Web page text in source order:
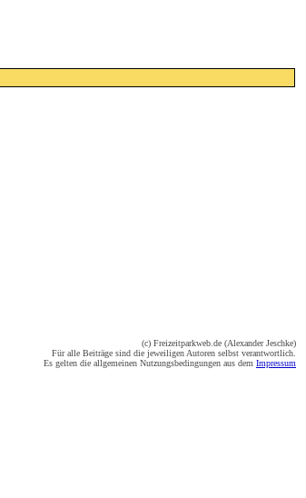
(c) Freizeitparkweb.de (Alexander Jeschke)
Für alle Beiträge sind die jeweiligen Autoren selbst verantwortlich.
Es gelten die allgemeinen Nutzungsbedingungen aus dem Impressum